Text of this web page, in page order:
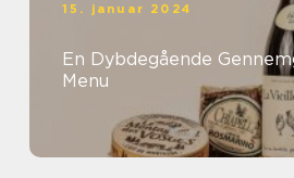
15. januar 2024
En Dybdegående
Menu